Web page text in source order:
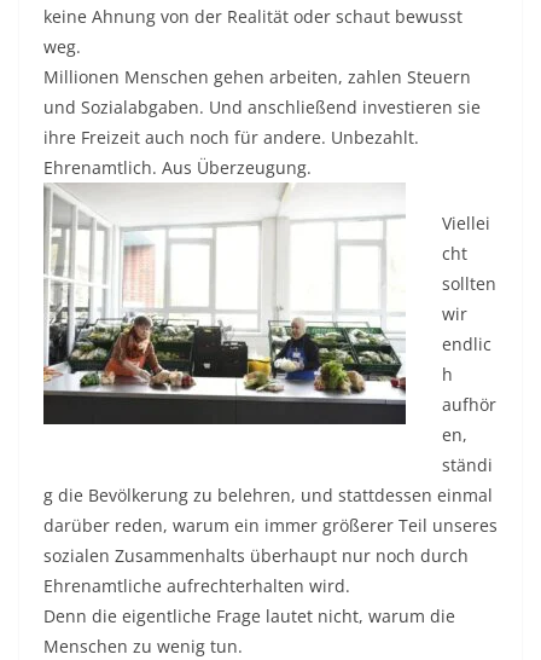
keine Ahnung von der Realität oder schaut bewusst
weg.
Millionen Menschen gehen arbeiten, zahlen Steuern
und Sozialabgaben. Und anschließend investieren sie
ihre Freizeit auch noch für andere. Unbezahlt.
Ehrenamtlich. Aus Überzeugung.
Viellei
cht
sollten
wir
endlic
h
aufhör
en,
ständi
g die Bevölkerung zu belehren, und stattdessen einmal
darüber reden, warum ein immer größerer Teil unseres
sozialen Zusammenhalts überhaupt nur noch durch
Ehrenamtliche aufrechterhalten wird.
Denn die eigentliche Frage lautet nicht, warum die
Menschen zu wenig tun.